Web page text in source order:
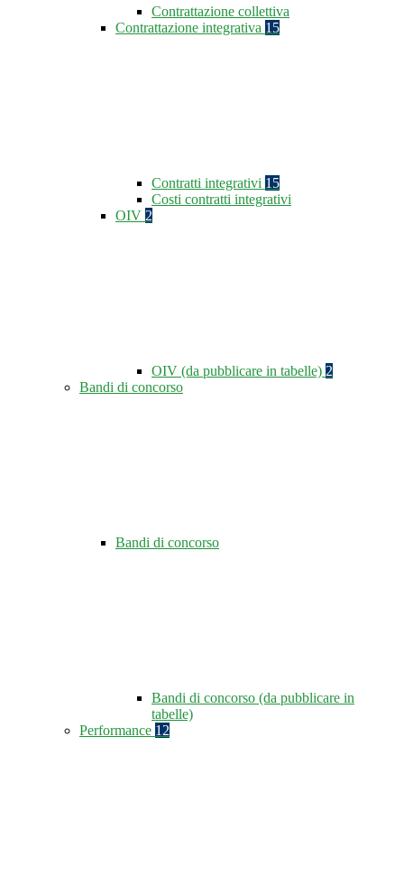
Contrattazione collettiva
Contrattazione integrativa 15
Contratti integrativi 15
Costi contratti integrativi
OIV 2
OIV (da pubblicare in tabelle) 2
Bandi di concorso
Bandi di concorso
Bandi di concorso (da pubblicare in
tabelle)
Performance 12